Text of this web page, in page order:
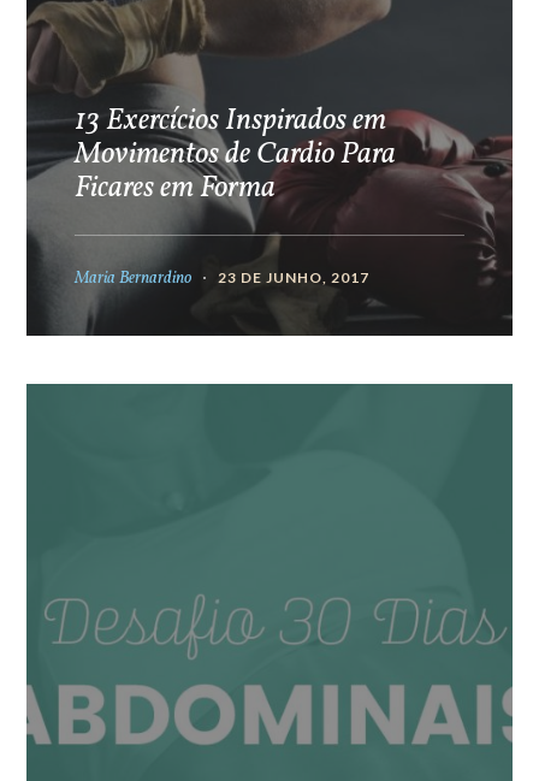
13 Exercícios Inspirados em
Movimentos de Cardio Para
Ficares em Forma
Maria Bernardino 23 DE JUNHO, 2017